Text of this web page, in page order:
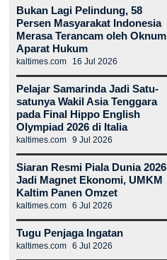
Bukan Lagi Pelindung, 58
Persen Masyarakat Indonesia
Merasa Terancam oleh Oknum
Aparat Hukum
kaltimes.com 16 Jul 2026
Pelajar Samarinda Jadi Satu-
satunya Wakil Asia Tenggara
pada Final Hippo English
Olympiad 2026 di Italia
kaltimes.com 9 Jul 2026
Siaran Resmi Piala Dunia 2026
Jadi Magnet Ekonomi, UMKM
Kaltim Panen Omzet
kaltimes.com 6 Jul 2026
Tugu Penjaga Ingatan
kaltimes.com 6 Jul 2026